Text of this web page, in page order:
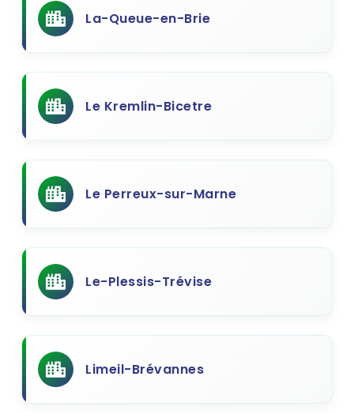
La-Queue-en-Brie
Le Kremlin-Bicetre
Le Perreux-sur-Marne
Le-Plessis-Trévise
Limeil-Brévannes